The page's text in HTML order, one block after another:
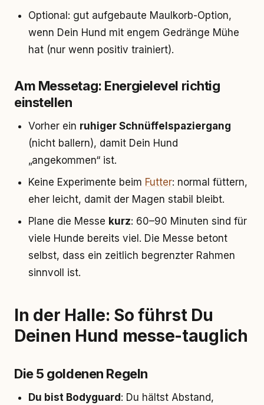
Optional: gut aufgebaute Maulkorb-Option,
wenn Dein Hund mit engem Gedränge Mühe
hat (nur wenn positiv trainiert).
Am Messetag: Energielevel richtig
einstellen
Vorher ein ruhiger Schnüffelspaziergang
(nicht ballern), damit Dein Hund
„angekommen“ ist.
Keine Experimente beim Futter: normal füttern,
eher leicht, damit der Magen stabil bleibt.
Plane die Messe kurz: 60–90 Minuten sind für
viele Hunde bereits viel. Die Messe betont
selbst, dass ein zeitlich begrenzter Rahmen
sinnvoll ist.
In der Halle: So führst Du
Deinen Hund messe-tauglich
Die 5 goldenen Regeln
Du bist Bodyguard : Du hältst Abstand,